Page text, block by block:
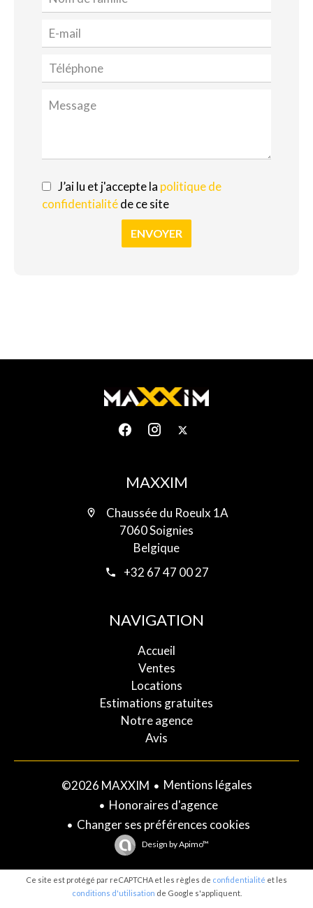
J’ai lu et j'accepte la politique de
confidentialitéde ce site
ENVOYER
MAXXIM
Chaussée du Roeulx 1A
7060 Soignies
Belgique
+32 67 47 00 27
NAVIGATION
Accueil
Ventes
Locations
Estimations gratuites
Notre agence
Avis
©2026 MAXXIM
Mentions légales
Honoraires d'agence
Changer ses préférences cookies
Design byApimo™
Ce site est protégé par reCAPTCHA et les règles de confidentialité et les
conditions d'utilisation de Google s'appliquent.